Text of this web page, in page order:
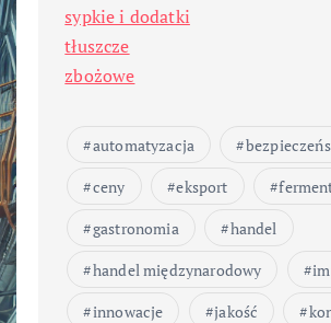
sypkie i dodatki
tłuszcze
zbożowe
automatyzacja
ceny
eksport
gastronomia
handel
handel międzynarodowy
innowacje
jakość